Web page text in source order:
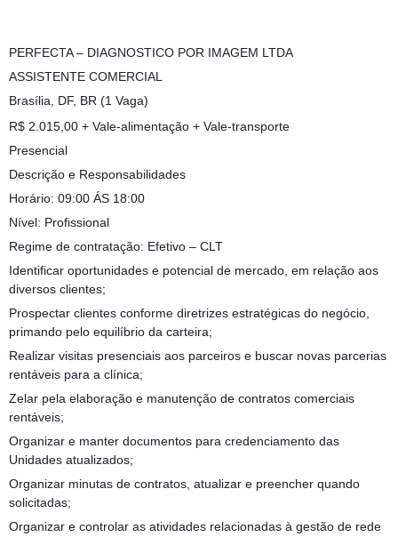
PERFECTA – DIAGNOSTICO POR IMAGEM LTDA
ASSISTENTE COMERCIAL
Brasília, DF, BR (1 Vaga)
R$ 2.015,00 + Vale-alimentação + Vale-transporte
Presencial
Descrição e Responsabilidades
Horário: 09:00 ÁS 18:00
Nível: Profissional
Regime de contratação: Efetivo – CLT
Identificar oportunidades e potencial de mercado, em relação aos
diversos clientes;
Prospectar clientes conforme diretrizes estratégicas do negócio,
primando pelo equilíbrio da carteira;
Realizar visitas presenciais aos parceiros e buscar novas parcerias
rentáveis para a clínica;
Zelar pela elaboração e manutenção de contratos comerciais
rentáveis;
Organizar e manter documentos para credenciamento das
Unidades atualizados;
Organizar minutas de contratos, atualizar e preencher quando
solicitadas;
Organizar e controlar as atividades relacionadas à gestão de rede